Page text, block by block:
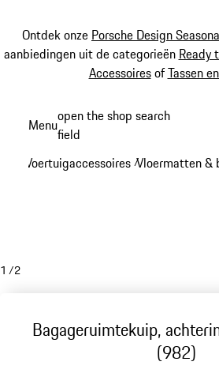
Ontdek onze Porsche Design
aanbiedingen uit de categorieën Ready
AccessoiresofTassen
hoofdinhoud
Menuopen the shop search
field
Voertuigaccessoires /Vloermatten &
1 /2
Bagageruimtekuip,
(982)